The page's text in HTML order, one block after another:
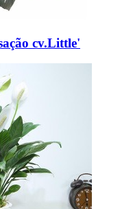
cv.Little'